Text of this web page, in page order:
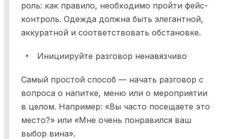
роль: как правило, необходимо пройти фейс-
контроль. Одежда должна быть элегантной,
аккуратной и соответствовать обстановке.
Инициируйте разговор ненавязчиво
Самый простой способ — начать разговор с
вопроса о напитке, меню или о мероприятии
в целом. Например: «Вы часто посещаете это
место?» или «Мне очень понравился ваш
выбор вина».